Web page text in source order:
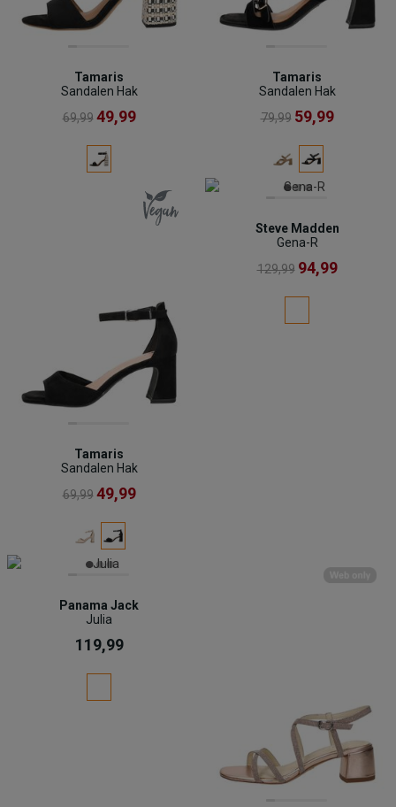
Tamaris
Sandalen Hak
69,99 49,99
Tamaris
Sandalen Hak
79,99 59,99
Tamaris
Sandalen Hak
69,99 49,99
Steve Madden
Gena-R
129,99 94,99
Panama Jack
Julia
119,99